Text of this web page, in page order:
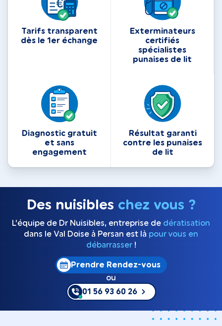
Tarifs transparent
dès le 1er échange
Exterminateurs
certifiés
spécialistes
punaises de lit
Diagnostic gratuit
et sans
engagement
Résultat garanti
contre les punaises
de lit
Des nuisibles chez vous ?
L’équipe de Dr Nuisibles, entreprise de dératisation
dans le Val Doise à Persan est là pour vous en
débarrasser!
Prendre Rendez-vous
ou
01 56 93 60 26